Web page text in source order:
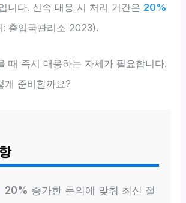
니다. 신속 대응 시 처리 기간은 20%
: 출입국관리소 2023).
때 즉시 대응하는 자세가 필요합니다.
게 준비할까요?
20% 증가한 문의에 맞춰 최신 절